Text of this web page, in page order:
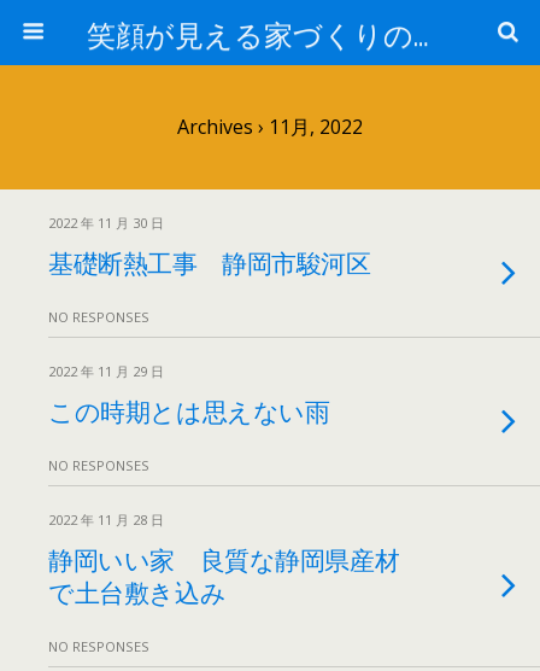
笑顔が見える家づくりの仕事人ブログ
Archives › 11月, 2022
2022 年 11 月 30 日
基礎断熱工事 静岡市駿河区
NO RESPONSES
2022 年 11 月 29 日
この時期とは思えない雨
NO RESPONSES
2022 年 11 月 28 日
静岡いい家 良質な静岡県産材
で土台敷き込み
NO RESPONSES